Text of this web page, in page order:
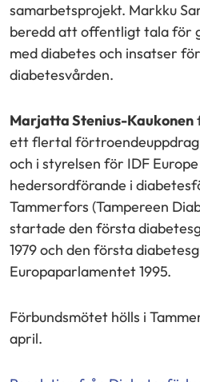
samarbetsprojekt. Markku
beredd att offentligt tala för
med diabetes och insatser
diabetesvården.
Marjatta Stenius-Kaukonen
ett flertal
och i styrelsen för IDF
hedersordförande i
Tammerfors (Tampereen
startade den första
1979 och den första
Europaparlamentet 1995.
Förbundsmötet hölls i
april.